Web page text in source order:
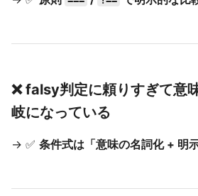
❌ falsy判定に頼りすぎて意
岐になっている
→ ✅ 条件式は「意味の名詞化 + 明